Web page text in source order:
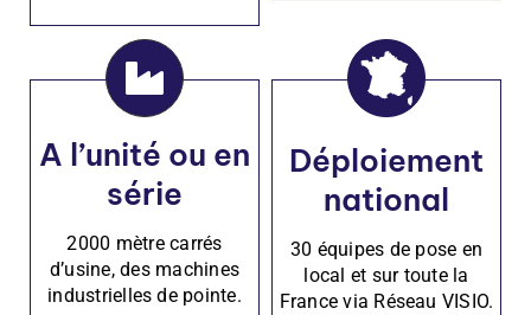
A l’unité ou en
série
2000 mètre carrés
d’usine, des machines
industrielles de pointe.
Déploiement
national
30 équipes de pose en
local et sur toute la
France via Réseau VISIO.